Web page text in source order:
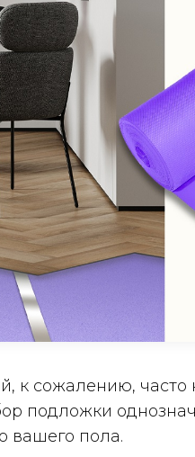
к сожалению, часто
подложки
вашего пола.